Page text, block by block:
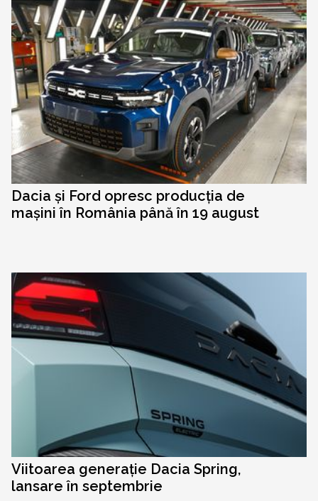
Dacia și Ford opresc producția de
mașini în România până în 19 august
Viitoarea generație Dacia Spring,
lansare în septembrie